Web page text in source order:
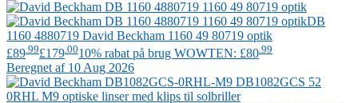
DB
1160 4880719 David Beckham 1160 49 80719 optik
£89 .99£179 .0010% rabat på brug WOWTEN: £80 .99
Beregnet af 10 Aug 2026